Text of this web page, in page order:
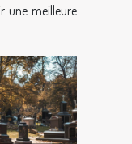
une meilleure